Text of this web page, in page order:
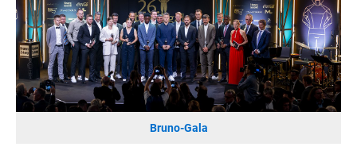
ADMIRAL SPORTWETTEN
EWP RECYCLING PFAND ÖSTERREICH
ANNEMARIE CHARITY
IMPERIAL MARKETS
TRÄGERVEREIN EINWEGPFAND
Bruno-Gala